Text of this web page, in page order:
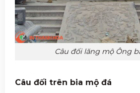
Câu đối lăng mộ Ông
Câu đối trên bia mộ đá